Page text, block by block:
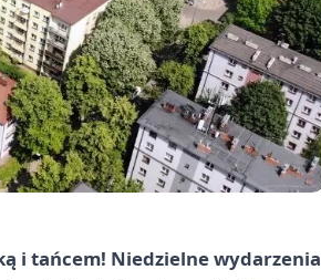
i tańcem! Niedzielne wydarzenia